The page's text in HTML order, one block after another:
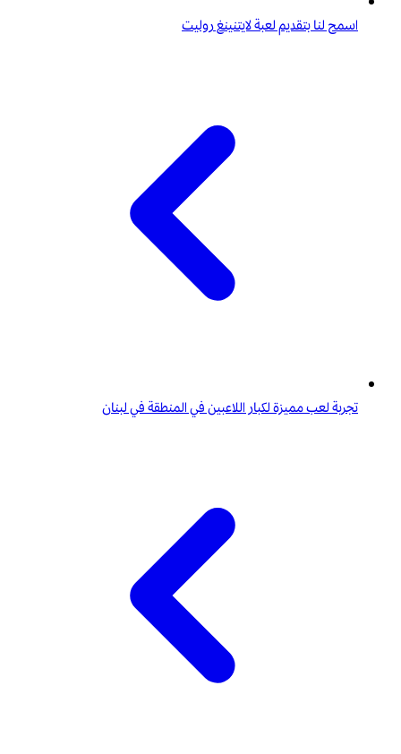
اسمح لنا بتقديم لعبة لايتنينغ روليت
تجربة لعب مميزة لكبار اللاعبين في المنطقة في لبنان